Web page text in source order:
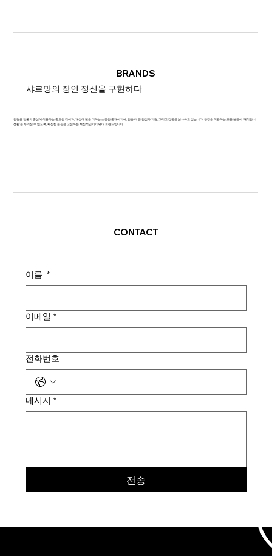
BRANDS
샤르망의 장인 정신을 구현하다
안경은 얼굴의 중심에 착용하는 중요한 것이자, 개성에 빛을 더하는 소중한 존재이기에, 한층 더 큰 안심과 기쁨, 그리고 감동을 선사하고 싶습니다. 안경을 착용하는 모든 분들이 '쾌적한 시
생활'을 누리실 수 있도록, 확실한 품질을 고집하는 혁신적인 아이웨어 브랜드입니다.
CONTACT
이름 *
이메일 *
전화번호
메시지 *
전송